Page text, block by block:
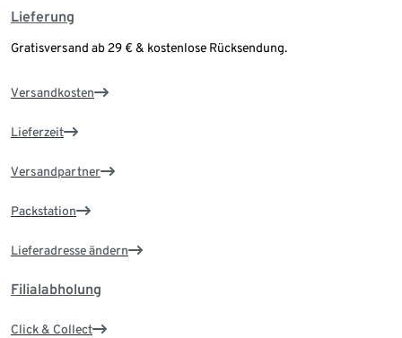
Lieferung
Gratisversand ab 29 € & kostenlose Rücksendung.
Versandkosten
Lieferzeit
Versandpartner
Packstation
Lieferadresse ändern
Filialabholung
Click & Collect